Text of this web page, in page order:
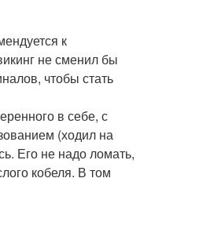
к
не сменил бы
чтобы стать
в себе, с
(ходил на
Его не надо ломать,
кобеля. В том